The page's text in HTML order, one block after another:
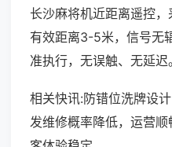
长沙麻将机近距离遥控，
有效距离3-5米，信号无
准执行，无误触、无延迟。
相关快讯:防错位洗牌设
发维修概率降低，运营